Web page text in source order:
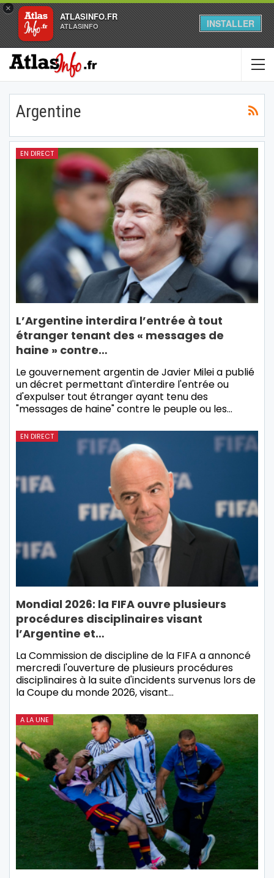
×
ATLASINFO.FR
ATLASINFO INSTALLER
Argentine
EN DIRECT
L’Argentine interdira l’entrée à tout
étranger tenant des « messages de
haine » contre…
Le gouvernement argentin de Javier Milei a publié
un décret permettant d'interdire l'entrée ou
d'expulser tout étranger ayant tenu des
"messages de haine" contre le peuple ou les…
EN DIRECT
Mondial 2026: la FIFA ouvre plusieurs
procédures disciplinaires visant
l’Argentine et…
La Commission de discipline de la FIFA a annoncé
mercredi l'ouverture de plusieurs procédures
disciplinaires à la suite d'incidents survenus lors de
la Coupe du monde 2026, visant…
A LA UNE